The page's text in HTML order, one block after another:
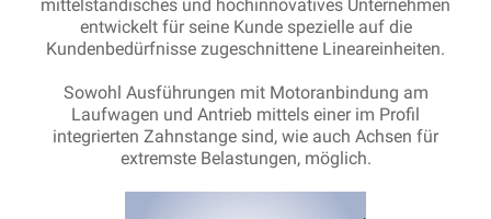
mittelständisches und hochinnovatives Unternehmen
entwickelt für seine Kunde spezielle auf die
Kundenbedürfnisse zugeschnittene Lineareinheiten.
Sowohl Ausführungen mit Motoranbindung am
Laufwagen und Antrieb mittels einer im Profil
integrierten Zahnstange sind, wie auch Achsen für
extremste Belastungen, möglich.